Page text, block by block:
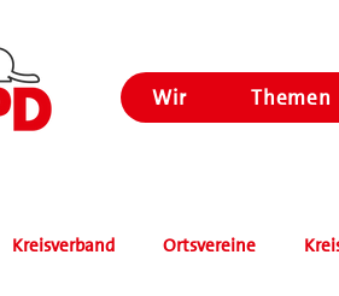
Wir Themen
Kreisverband Ortsvereine